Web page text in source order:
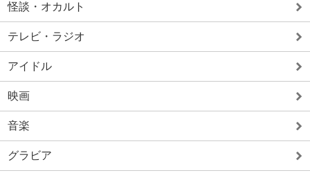
怪談・オカルト
テレビ・ラジオ
アイドル
映画
音楽
グラビア